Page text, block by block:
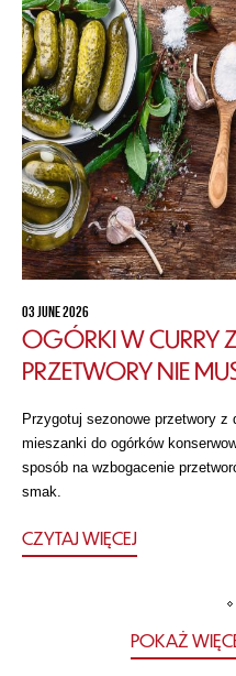
03 JUNE 2026
OGÓRKI W CURRY
PRZETWORY NIE
Przygotuj sezonowe przetwory z
mieszanki do ogórków
sposób na wzbogacenie
smak.
CZYTAJ WIĘCEJ
POKAŻ